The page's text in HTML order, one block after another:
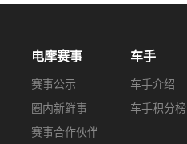
电摩赛事
赛事公示
圈内新鲜事
赛事合作伙伴
车手
车手介绍
车手积分榜